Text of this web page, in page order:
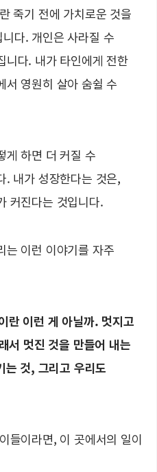
죽기 전에 가치로운 것을
다. 개인은 사라질 수
니다. 내가 타인에게 전한
서 영원히 살아 숨쉴 수
게 하면 더 커질 수
. 내가 성장한다는 것은,
커진다는 것입니다.
는 이런 이야기를 자주
란 이런 게 아닐까. 멋지고
서 멋진 것을 만들어 내는
는 것, 그리고 우리도
들이라면, 이 곳에서의 일이